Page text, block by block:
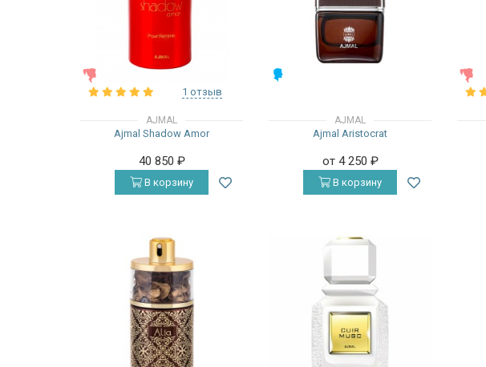
1 отзыв
AJMAL
Ajmal Shadow Amor
40 850 ₽
В корзину
AJMAL
Ajmal Aristocrat
от 4 250 ₽
В корзину